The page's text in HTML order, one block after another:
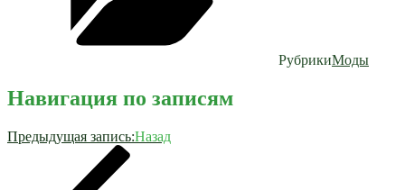
РубрикиМоды
Навигация по записям
Предыдущая запись:Назад